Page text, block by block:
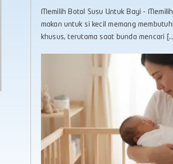
Botol
Susu
Nyaman
Memilih Botol Susu Untuk Bayi -
makan untuk si kecil memang
khusus, terutama saat bunda mencari [...]